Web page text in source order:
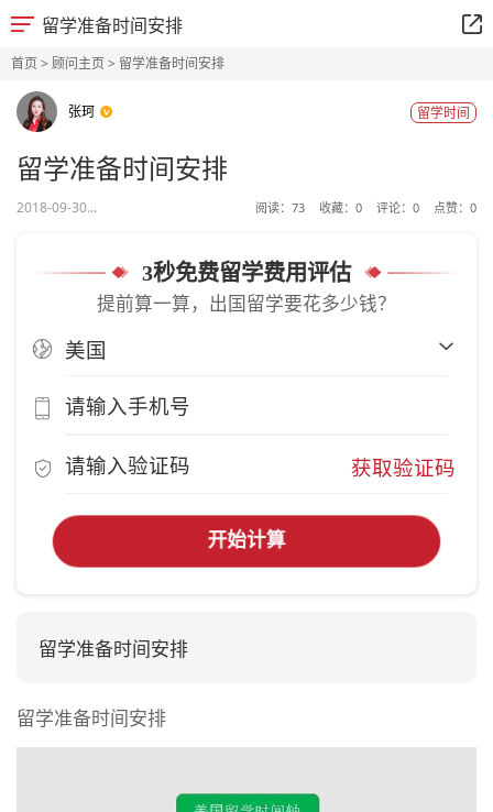
留学准备时间安排
首页> 顾问主页> 留学准备时间安排
张珂 留学时间
留学准备时间安排
2018-09-30... 阅读： 73 收藏： 0 评论： 0 点赞： 0
3秒免费留学费用评估
提前算一算，出国留学要花多少钱？
获取验证码
开始计算
留学准备时间安排
留学准备时间安排